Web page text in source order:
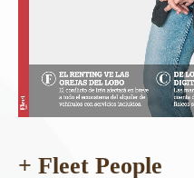
+ Fleet People